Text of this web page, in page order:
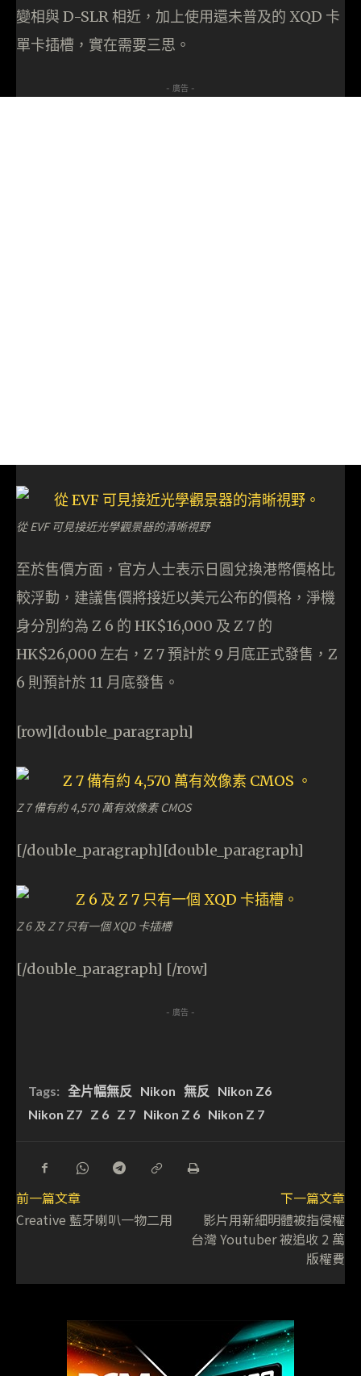
變相與 D-SLR 相近，加上使用還未普及的 XQD 卡
單卡插槽，實在需要三思。
- 廣告 -
從 EVF 可見接近光學觀景器的清晰視野
至於售價方面，官方人士表示日圓兌換港幣價格比
較浮動，建議售價將接近以美元公布的價格，淨機
身分別約為 Z 6 的 HK$16,000 及 Z 7 的
HK$26,000 左右，Z 7 預計於 9 月底正式發售，Z
6 則預計於 11 月底發售。
[row][double_paragraph]
Z 7 備有約 4,570 萬有效像素 CMOS
[/double_paragraph][double_paragraph]
Z 6 及 Z 7 只有一個 XQD 卡插槽
[/double_paragraph] [/row]
- 廣告 -
Tags: 全片幅無反 Nikon 無反
Nikon Z6
Nikon Z7 Z 6 Z 7 Nikon Z 6 Nikon Z 7
前一篇文章
Creative 藍牙喇叭一物二用
下一篇文章
影片用新細明體被指侵權
台灣 Youtuber 被追收 2 萬
版權費